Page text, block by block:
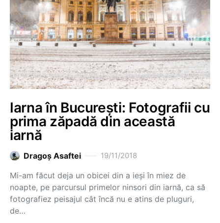
Iarna în București: Fotografii cu
prima zăpadă din această
iarnă
Dragoş Asaftei 19/11/2018
Mi-am făcut deja un obicei din a ieși în miez de
noapte, pe parcursul primelor ninsori din iarnă, ca să
fotografiez peisajul cât încă nu e atins de pluguri,
de…